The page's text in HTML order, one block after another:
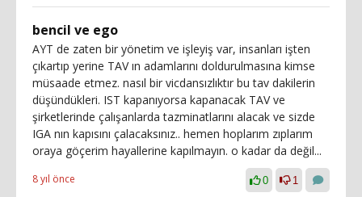
bencil ve ego
AYT de zaten bir yönetim ve işleyiş var, insanları işten
çıkartıp yerine TAV ın adamlarını doldurulmasına kimse
müsaade etmez. nasıl bir vicdansızlıktır bu tav dakilerin
düşündükleri. IST kapanıyorsa kapanacak TAV ve
şirketlerinde çalışanlarda tazminatlarını alacak ve sizde
IGA nın kapısını çalacaksınız.. hemen hoplarım zıplarım
oraya göçerim hayallerine kapılmayın. o kadar da değil...
8 yıl önce 0 1